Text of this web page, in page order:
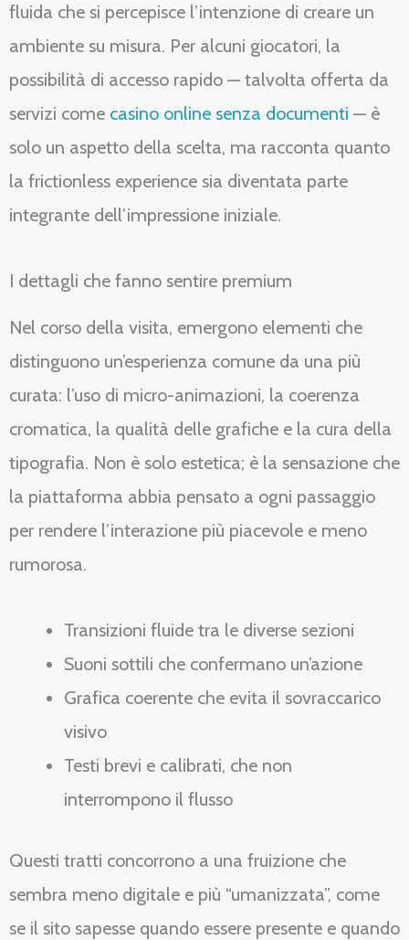
fluida che si percepisce l’intenzione di creare un
ambiente su misura. Per alcuni giocatori, la
possibilità di accesso rapido — talvolta offerta da
servizi come casino online senza documenti — è
solo un aspetto della scelta, ma racconta quanto
la frictionless experience sia diventata parte
integrante dell’impressione iniziale.
I dettagli che fanno sentire premium
Nel corso della visita, emergono elementi che
distinguono un’esperienza comune da una più
curata: l’uso di micro-animazioni, la coerenza
cromatica, la qualità delle grafiche e la cura della
tipografia. Non è solo estetica; è la sensazione che
la piattaforma abbia pensato a ogni passaggio
per rendere l’interazione più piacevole e meno
rumorosa.
Transizioni fluide tra le diverse sezioni
Suoni sottili che confermano un’azione
Grafica coerente che evita il sovraccarico
visivo
Testi brevi e calibrati, che non
interrompono il flusso
Questi tratti concorrono a una fruizione che
sembra meno digitale e più “umanizzata”, come
se il sito sapesse quando essere presente e quando